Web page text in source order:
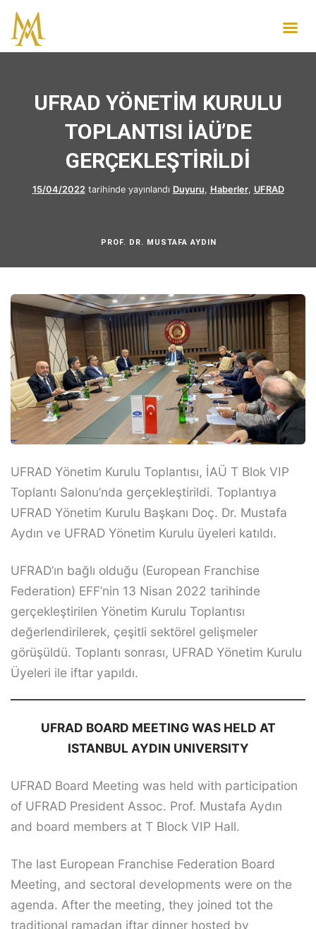
UFRAD YÖNETİM KURULU
TOPLANTISI İAÜ’DE
GERÇEKLEŞTİRİLDİ
15/04/2022 tarihinde yayınlandı Duyuru, Haberler, UFRAD
PROF. DR. MUSTAFA AYDIN
UFRAD Yönetim Kurulu Toplantısı, İAÜ T Blok VIP
Toplantı Salonu’nda gerçekleştirildi. Toplantıya
UFRAD Yönetim Kurulu Başkanı Doç. Dr. Mustafa
Aydın ve UFRAD Yönetim Kurulu üyeleri katıldı.
UFRAD’ın bağlı olduğu (European Franchise
Federation) EFF’nin 13 Nisan 2022 tarihinde
gerçekleştirilen Yönetim Kurulu Toplantısı
değerlendirilerek, çeşitli sektörel gelişmeler
görüşüldü. Toplantı sonrası, UFRAD Yönetim Kurulu
Üyeleri ile iftar yapıldı.
UFRAD BOARD MEETING WAS HELD AT
ISTANBUL AYDIN UNIVERSITY
UFRAD Board Meeting was held with participation
of UFRAD President Assoc. Prof. Mustafa Aydın
and board members at T Block VIP Hall.
The last European Franchise Federation Board
Meeting, and sectoral developments were on the
agenda. After the meeting, they joined tot the
traditional ramadan iftar dinner hosted by